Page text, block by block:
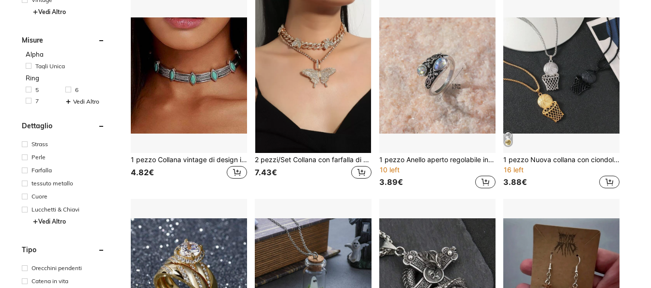
Vedi Altro
Misure
Alpha
Tagli Unica
Ring
5
6
7
Vedi Altro
Dettaglio
Strass
Perle
Farfalla
tessuto metallo
Cuore
Lucchetti & Chiavi
Vedi Altro
Tipo
Orecchini pendenti
Catena in vita
1 pezzo Collana vintage di design in lega con intarsi in turchese, stile bohémien da resort, collana corta personalizzata, accessorio di lusso
4.82€
2 pezzi/Set Collana con farfalla di strass da donna, adatta per l'uso quotidiano come collana decorativa
7.43€
1 pezzo Anello aperto regolabile in stile vintage bohémien con design a cucchiaio e fiocco in pietra lunare
10 left
3.89€
1 pezzo Nuova collana con ciondolo a canestro da basket, gioiello sportivo creativo hip-hop europeo e americano per uomo
16 left
3.88€